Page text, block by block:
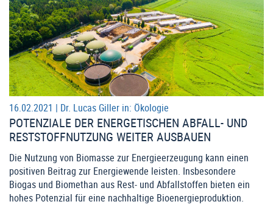
16.02.2021 | Dr. Lucas Giller in: Ökologie
POTENZIALE DER ENERGETISCHEN ABFALL- UND
RESTSTOFFNUTZUNG WEITER AUSBAUEN
Die Nutzung von Biomasse zur Energieerzeugung kann einen
positiven Beitrag zur Energiewende leisten. Insbesondere
Biogas und Biomethan aus Rest- und Abfallstoffen bieten ein
hohes Potenzial für eine nachhaltige Bioenergieproduktion.